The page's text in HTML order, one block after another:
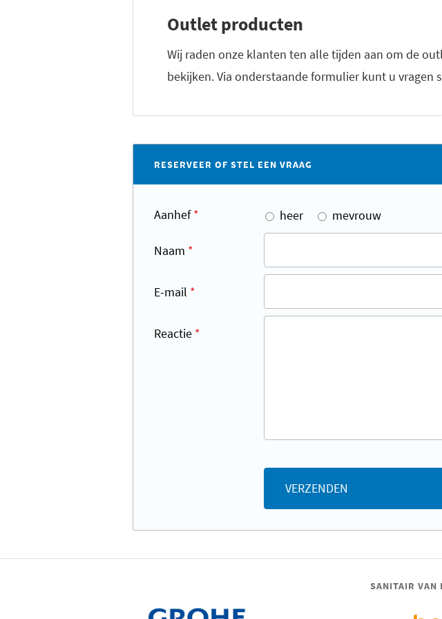
Outlet producten
Wij raden onze klanten ten alle tijden aan om de
bekijken. Via onderstaande formulier kunt u vragen
RESERVEER OF STEL EEN VRAAG
Aanhef* heer mevrouw
Naam *
E-mail *
Reactie *
VERZENDEN
SANITAIR VAN